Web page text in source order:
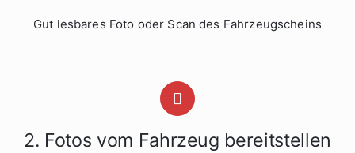
Gut lesbares Foto oder Scan des Fahrzeugscheins
2. Fotos vom Fahrzeug bereitstellen